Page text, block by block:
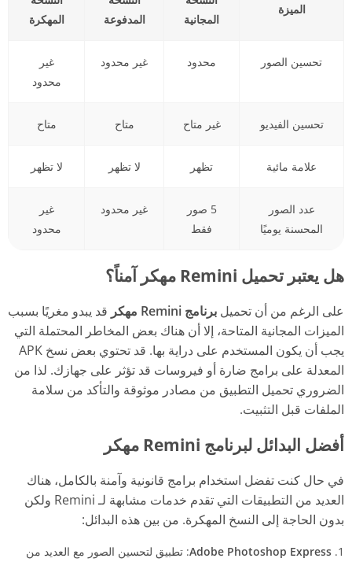
الميزة
المجانية
المدفوعة
المهكرة
تحسين الصور محدود غير محدود
غير
محدود
تحسين الفيديو غير متاح متاح متاح
علامة مائية تظهر لا تظهر لا تظهر
عدد الصور
المحسنة يوميًا
5 صور
فقط
غير محدود
غير
محدود
هل يعتبر تحميل Remini مهكر آمناً؟
على الرغم من أن تحميل برنامج Remini مهكر
قد يبدو مغريًا بسبب
الميزات المجانية المتاحة، إلا أن هناك بعض المخاطر المحتملة التي
يجب أن يكون المستخدم على دراية بها. قد تحتوي بعض نسخ APK
المعدلة على برامج ضارة أو فيروسات قد تؤثر على جهازك. لذا من
الضروري تحميل التطبيق من مصادر موثوقة والتأكد من سلامة
الملفات قبل التثبيت.
أفضل البدائل لبرنامج Remini مهكر
في حال كنت تفضل استخدام برامج قانونية وآمنة بالكامل، هناك
العديد من التطبيقات التي تقدم خدمات مشابهة لـ Remini ولكن
بدون الحاجة إلى النسخ المهكرة. من بين هذه البدائل:
Adobe Photoshop Express: تطبيق لتحسين الصور مع العديد من